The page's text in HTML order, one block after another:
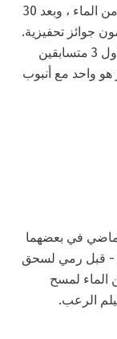
مستخدمة. بعد مرور 10 دقائق ، يقدمون كوبًا من الماء ، وبعد 30
جوائز تحفيزية.
ثم تتم الجائزة كل 15 دقيقة. كمكافأة ، يتلقى أول 3 متسابقين
- التبغ. الفائز هو واحد مع أنبوب
الماضي في بعضهما
- قبل رمي لسحق
الماء لمسح
الرعب.